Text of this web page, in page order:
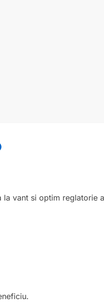
vant si optim reglatorie